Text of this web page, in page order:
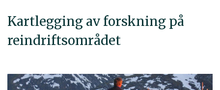
Kartlegging av forskning på
reindriftsområdet